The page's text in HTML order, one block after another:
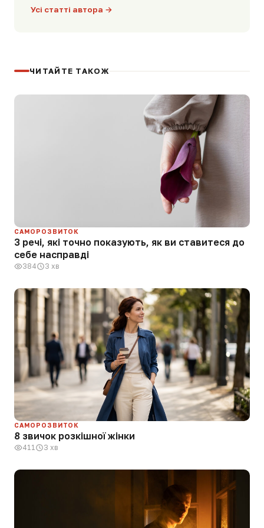
Усі статті автора →
ЧИТАЙТЕ ТАКОЖ
САМОРОЗВИТОК
3 речі, які точно показують, як ви ставитеся до
себе насправді
384 3 хв
САМОРОЗВИТОК
8 звичок розкішної жінки
411 3 хв